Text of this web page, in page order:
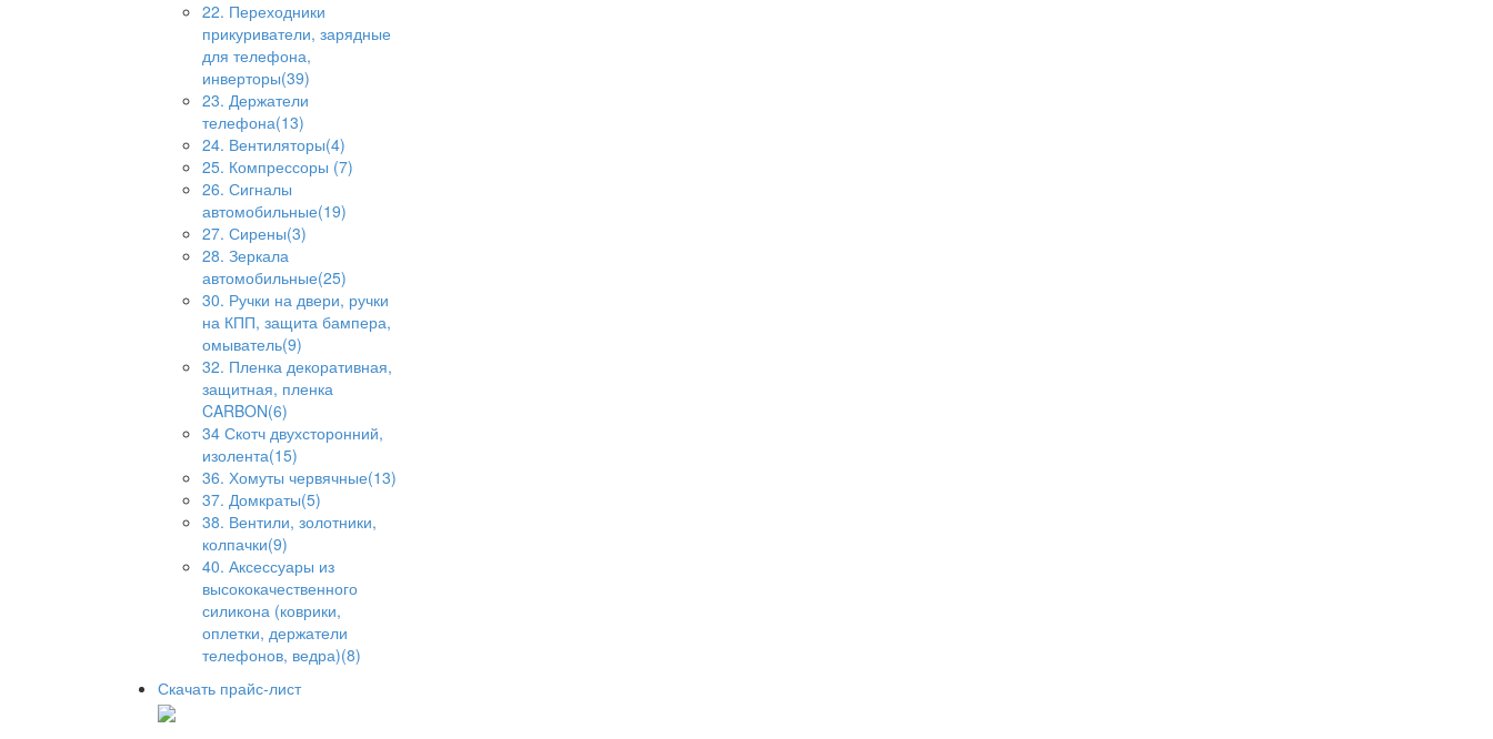
22. Переходники
прикуриватели, зарядные
для телефона,
инверторы(39)
23. Держатели
телефона(13)
24. Вентиляторы(4)
25. Компрессоры (7)
26. Сигналы
автомобильные(19)
27. Сирены(3)
28. Зеркала
автомобильные(25)
30. Ручки на двери, ручки
на КПП, защита бампера,
омыватель(9)
32. Пленка декоративная,
защитная, пленка
CARBON(6)
34 Скотч двухсторонний,
изолента(15)
36. Хомуты червячные(13)
37. Домкраты(5)
38. Вентили, золотники,
колпачки(9)
40. Аксессуары из
высококачественного
силикона (коврики,
оплетки, держатели
телефонов, ведра)(8)
Скачать прайс-лист